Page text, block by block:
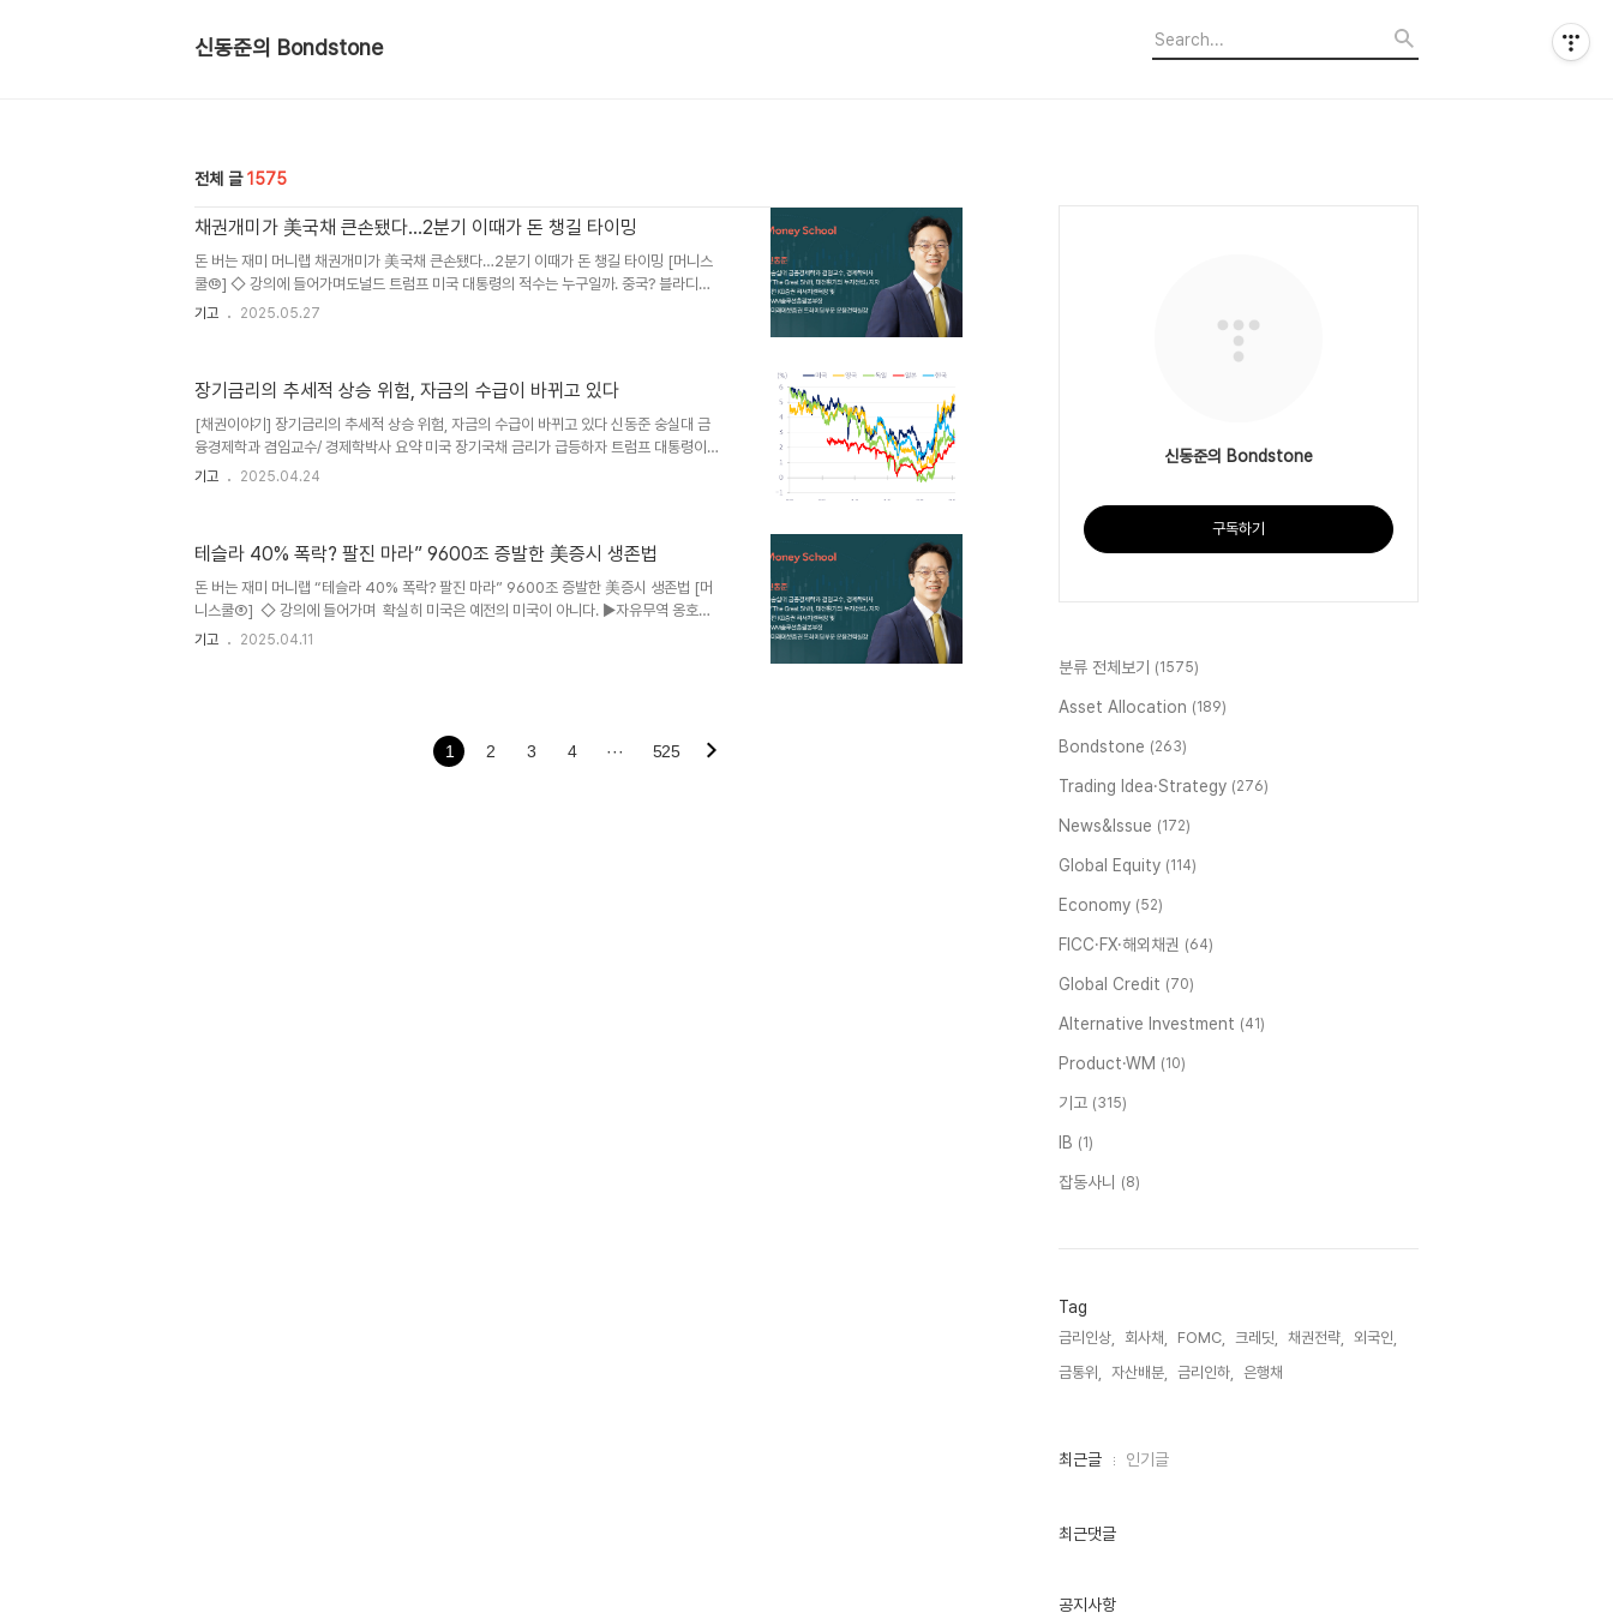
신동준의 Bondstone
전체 글 1575
채권개미가 美국채 큰손됐다…2분기 이때가 돈 챙길 타이밍
돈 버는 재미 머니랩 채권개미가 美국채 큰손됐다…2분기 이때가 돈 챙길 타이밍 [머니스
쿨⑫] ◇ 강의에 들어가며도널드 트럼프 미국 대통령의 적수는 누구일까. 중국? 블라디미
르 푸틴 러시아 대통령? 어쩌면 트럼프가 가장 두려워하는 건 미국 국채 금리 상승(채권가
내리면 경기가 둔화할 것”이라며 해고를 시사했다가 다음 날 국채 금리가 급등하자 “그를
해고할 생각은 전혀 없다”며 물러섰다.‘마이웨이’를 달리는 트럼프는 왜 미국 국..
기고 2025.05.27
장기금리의 추세적 상승 위험, 자금의 수급이 바뀌고 있다
[채권이야기] 장기금리의 추세적 상승 위험, 자금의 수급이 바뀌고 있다 신동준 숭실대 금
융경제학과 겸임교수/ 경제학박사 요약 미국 장기국채 금리가 급등하자 트럼프 대통령이
관세정책을 90일 유예했다. 막대한 정부부채가 임계점을 지나면서 미국 경제의 지속가능
로 상승할 위험이 높아지고 있다. 장기금리 상승은 이자부담을 높이는 악순환을 통해 정부
의 정책 여력을 제약한다. 이는 미국 만의 문제가 아니다. 전세계가 금융위기와 팬데믹 당시
급격히 확대된 정부부..
기고 2025.04.24
테슬라 40% 폭락? 팔진 마라” 9600조 증발한 美증시 생존법
돈 버는 재미 머니랩 “테슬라 40% 폭락? 팔진 마라” 9600조 증발한 美증시 생존법 [머
니스쿨⑧] ◇ 강의에 들어가며 확실히 미국은 예전의 미국이 아니다. ▶자유무역 옹호
와 자국 시장 개방 ▶개발도상국에 대한 인도적 지원과 원조 ▶세계 경찰국가 등 ‘자유주
을 이끌었지만 이제 분위기가 달라졌다. 투자자들은 미국 시장에서 다른 곳으로 돈을..
기고 2025.04.11
1 2 3 4 ··· 525
신동준의 Bondstone
구독하기
분류 전체보기 (1575)
Asset Allocation (189)
Bondstone (263)
Trading Idea·Strategy (276)
News&Issue (172)
Global Equity (114)
Economy (52)
FICC·FX·해외채권 (64)
Global Credit (70)
Alternative Investment (41)
Product·WM (10)
기고 (315)
IB (1)
잡동사니 (8)
Tag
금리인상, 회사채, FOMC, 크레딧, 채권전략,
외국인,
금통위,
자산배분, 금리인하, 은행채,
최
인
최근글 인기글
최근댓글
공지사항